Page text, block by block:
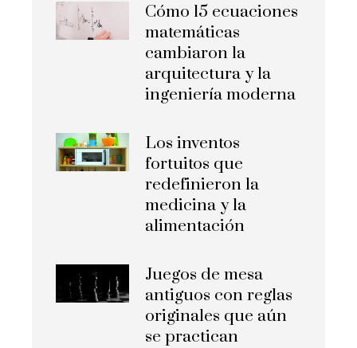
Cómo 15 ecuaciones
matemáticas
cambiaron la
arquitectura y la
ingeniería moderna
Los inventos
fortuitos que
redefinieron la
medicina y la
alimentación
Juegos de mesa
antiguos con reglas
originales que aún
se practican